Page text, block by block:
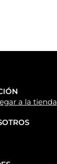
a la tienda